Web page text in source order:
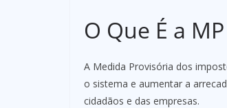
O Que É a
A Medida Provisória dos
o sistema e aumentar a
cidadãos e das empresas.